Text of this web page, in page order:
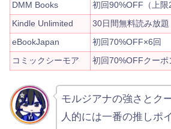
DMM Books 初回90%OFF（上限
Kindle Unlimited 30日間無料読み放題
eBookJapan 初回70%OFF×6回
コミックシーモア 初回70%OFFクーポ
モルジアナの強さとク
人的には一番の推しポ